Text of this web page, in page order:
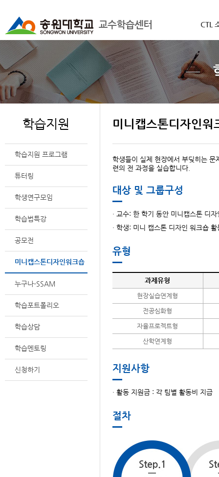
CTL
학습지원
학습지원 프로그램
튜터링
학생연구모임
학습법특강
공모전
미니캡스톤디자인워크숍
누구나-SSAM
학습포트폴리오
학습상담
학습멘토링
신청하기
미니캡스톤디자인워
학생들이 실제 현장에서 부딪히는
련의 전 과정을 실습합니다.
대상 및 그룹구성
· 교수: 한 학기 동안 미니캡스톤 디
· 학생: 미니 캡스톤 디자인 워크숍
유형
과제유형
현장실습연계형
전공심화형
자율프로젝트형
산학연계형
지원사항
· 활동 지원금 : 각 팀별 활동비 지급
절차